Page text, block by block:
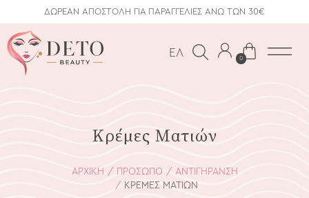
ΔΩΡΕΑΝ ΑΠΟΣΤΟΛΗ ΓΙΑ ΠΑΡΑΓΓΕΛΙΕΣ ΑΝΩ ΤΩΝ 30€
ΕΛ 0
Κρέμες Ματιών
ΑΡΧΙΚΗ ΠΡΌΣΩΠΟ
ΑΝΤΙΓΉΡΑΝΣΗ
ΚΡΈΜΕΣ ΜΑΤΙΏΝ